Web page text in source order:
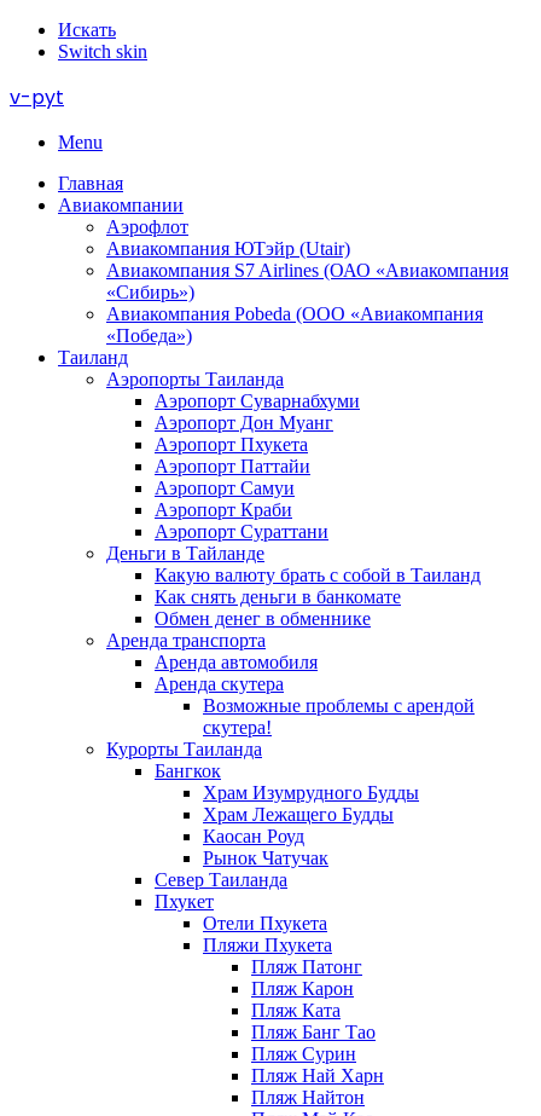
Искать
Switch skin
v-pyt
Menu
Главная
Авиакомпании
Аэрофлот
Авиакомпания ЮТэйр (Utair)
Авиакомпания S7 Airlines (ОАО «Авиакомпания
«Сибирь»)
Авиакомпания Pobeda (ООО «Авиакомпания
«Победа»)
Таиланд
Аэропорты Таиланда
Аэропорт Суварнабхуми
Аэропорт Дон Муанг
Аэропорт Пхукета
Аэропорт Паттайи
Аэропорт Самуи
Аэропорт Краби
Аэропорт Сураттани
Деньги в Тайланде
Какую валюту брать с собой в Таиланд
Как снять деньги в банкомате
Обмен денег в обменнике
Аренда транспорта
Аренда автомобиля
Аренда скутера
Возможные проблемы с арендой
скутера!
Курорты Таиланда
Бангкок
Храм Изумрудного Будды
Храм Лежащего Будды
Каосан Роуд
Рынок Чатучак
Север Таиланда
Пхукет
Отели Пхукета
Пляжи Пхукета
Пляж Патонг
Пляж Карон
Пляж Ката
Пляж Банг Тао
Пляж Сурин
Пляж Най Харн
Пляж Найтон